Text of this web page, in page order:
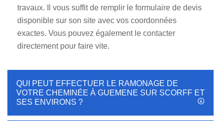
travaux. Il vous suffit de remplir le formulaire de devis
disponible sur son site avec vos coordonnées
exactes. Vous pouvez également le contacter
directement pour faire vite.
QUI PEUT EFFECTUER LE RAMONAGE DE
VOTRE CHEMINÉE À GUEMENE SUR SCORFF ET
SES ENVIRONS ?